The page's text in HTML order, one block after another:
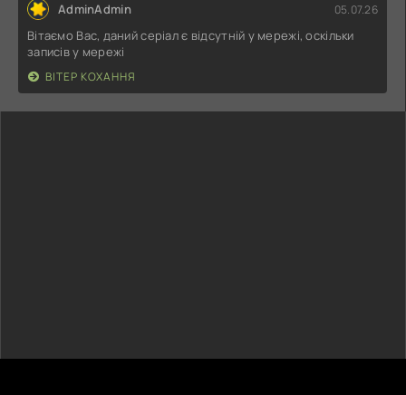
AdminAdmin 05.07.26
Вітаємо Вас, даний серіал є відсутній у мережі, оскільки
записів у мережі
ВІТЕР КОХАННЯ